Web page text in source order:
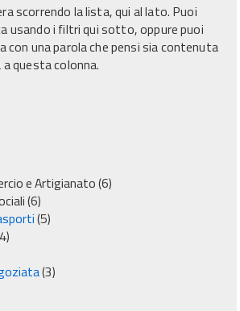
scorrendo la lista, qui al lato. Puoi
usando i filtri qui sotto, oppure puoi
con una parola che pensi sia contenuta
a questa colonna.
e Artigianato(6)
(6)
(5)
(3)